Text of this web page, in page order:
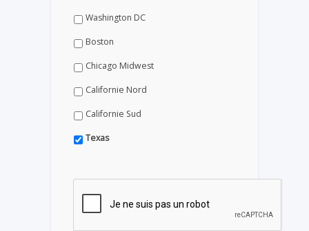
Washington DC
Boston
Chicago Midwest
Californie Nord
Californie Sud
Texas